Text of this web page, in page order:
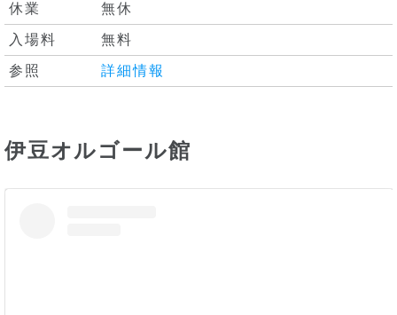
休業 無休
入場料 無料
参照 詳細情報
伊豆オルゴール館